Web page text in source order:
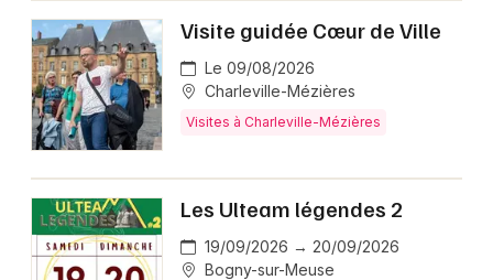
Visite guidée Cœur de Ville
Le 09/08/2026
Charleville-Mézières
Visites à Charleville-Mézières
Les Ulteam légendes 2
19/09/2026 → 20/09/2026
Bogny-sur-Meuse